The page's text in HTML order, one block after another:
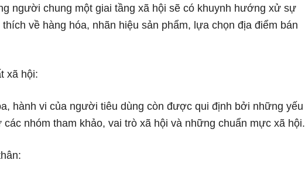
người chung một giai tầng xã hội sẽ có khuynh hướng xử sự
về hàng hóa, nhãn hiệu sản phẩm, lựa chọn địa điểm bán
xã hội:
hành vi của người tiêu dùng còn được qui định bởi những yếu
nhóm tham khảo, vai trò xã hội và những chuẩn mực xã hội.